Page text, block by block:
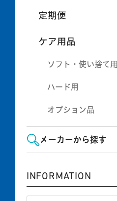
定期便
ケア用品
ソフト・使い捨て用
ハード用
オプション品
メーカーから探す
INFORMATION